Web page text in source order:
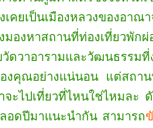
คยเป็นเมืองหลวงของอา
งหาสถานที่ท่องเที่ยวพักผ่
วาอารามและวัฒนธรรมที่
งคุณอย่างแน่นอน แต่สถาน
ะไปเที่ยวที่ไหนใช่ไหมละ
อดปีมาแนะนำกัน สามารถ